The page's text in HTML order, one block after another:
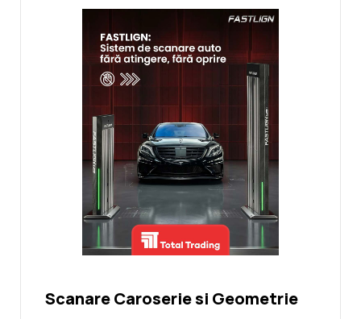
Ghidul Echipamentelor
Scanare Caroserie si Geometrie